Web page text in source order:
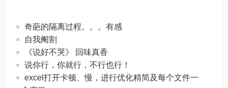
奇葩的隔离过程。。。有感
自我阉割
《说好不哭》 回味真香
说你行，你就行，不行也行！
excel打开卡顿、慢，进行优化精简及每个文件一